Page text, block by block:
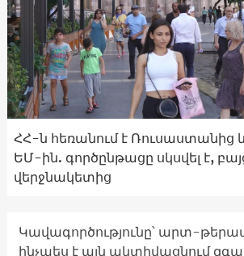
ՀՀ-ն հեռանում է Ռուսաստանից
ԵՄ-ին. գործընթացը սկսվել է,
վերջնակետից
Կավագործությունը՝ արտ-
ինչպես է այն ակտիվացնում